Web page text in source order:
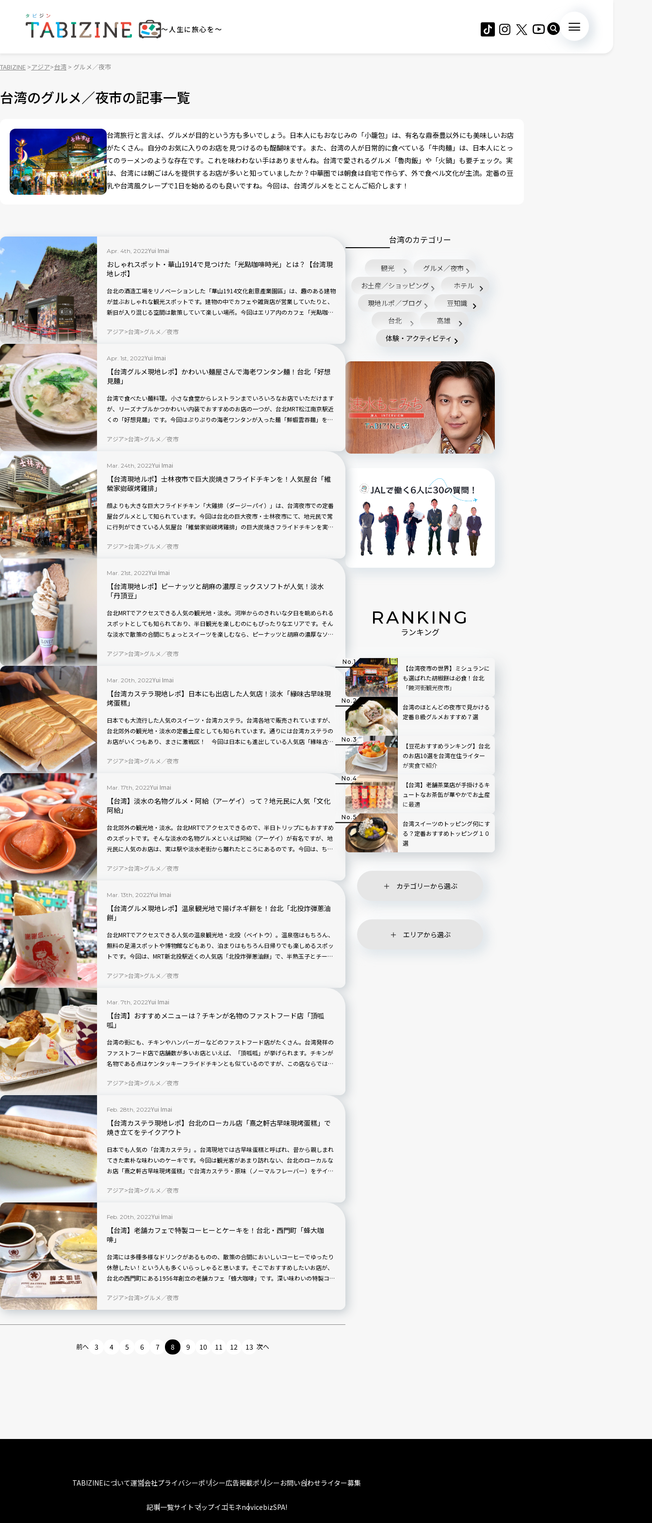
～人生に旅心を～
TABIZINE アジア 台湾 グルメ／夜市
台湾のグルメ／夜市の記事一覧
台湾旅行と言えば、グルメが目的という方も多いでしょう。日本人にもおなじみの「小籠包」は、有名な鼎泰豊以外にも美味しいお店
がたくさん。自分のお気に入りのお店を見つけるのも醍醐味です。また、台湾の人が日常的に食べている「牛肉麺」は、日本人にとっ
てのラーメンのような存在です。これを味わわない手はありませんね。台湾で愛されるグルメ「魯肉飯」や「火鍋」も要チェック。実
は、台湾には朝ごはんを提供するお店が多いと知っていましたか？中華圏では朝食は自宅で作らず、外で食ベル文化が主流。定番の豆
乳や台湾風クレープで1日を始めるのも良いですね。今回は、台湾グルメをとことんご紹介します！
Apr. 4th, 2022Yui Imai
おしゃれスポット・華山1914で見つけた「光點咖啡時光」とは？【台湾現
地レポ】
台北の酒造工場をリノベーションした「華山1914文化創意產業園區」は、趣のある建物
が並ぶおしゃれな観光スポットです。建物の中でカフェや雑貨店が営業していたりと、
新旧が入り混じる空間は散策していて楽しい場所。今回はエリア内のカフェ「光點咖啡
にもぴったりです。
アジア 台湾 グルメ／夜市
Apr. 1st, 2022Yui Imai
【台湾グルメ現地レポ】かわいい麺屋さんで海老ワンタン麺！台北「好想
見麵」
台湾で食べたい麺料理。小さな食堂からレストランまでいろいろなお店でいただけます
が、リーズナブルかつかわいい内装でおすすめのお店の一つが、台北MRT松江南京駅近
くの「好想見麵」です。今回はぷりぷりの海老ワンタンが入った麺「鮮蝦雲吞麵」を、
アジア 台湾 グルメ／夜市
Mar. 24th, 2022Yui Imai
【台湾現地ルポ】士林夜市で巨大炭焼きフライドチキンを！人気屋台「維
縈家鄉碳烤雞排」
顔よりも大きな巨大フライドチキン「大雞排（ダージーパイ）」は、台湾夜市での定番
屋台グルメとして知られています。今回は台北の巨大夜市・士林夜市にて、地元民で常
に行列ができている人気屋台「維縈家鄉碳烤雞排」の巨大炭焼きフライドチキンを実
なくなるのです。
アジア 台湾 グルメ／夜市
Mar. 21st, 2022Yui Imai
【台湾現地レポ】ピーナッツと胡麻の濃厚ミックスソフトが人気！淡水
「丹頂豆」
台北MRTでアクセスできる人気の観光地・淡水。河岸からのきれいな夕日を眺められる
スポットとしても知られており、半日観光を楽しむのにもぴったりなエリアです。そん
な淡水で散策の合間にちょっとスイーツを楽しむなら、ピーナッツと胡麻の濃厚なソフ
気です。
アジア 台湾 グルメ／夜市
Mar. 20th, 2022Yui Imai
【台湾カステラ現地レポ】日本にも出店した人気店！淡水「緣味古早味現
烤蛋糕」
日本でも大流行した人気のスイーツ・台湾カステラ。台湾各地で販売されていますが、
台北郊外の観光地・淡水の定番土産としても知られています。通りには台湾カステラの
お店がいくつもあり、まさに激戦区！ 今回は日本にも進出している人気店「緣味古早
アジア 台湾 グルメ／夜市
Mar. 17th, 2022Yui Imai
【台湾】淡水の名物グルメ・阿給（アーゲイ）って？地元民に人気「文化
阿給」
台北郊外の観光地・淡水。台北MRTでアクセスできるので、半日トリップにもおすすめ
のスポットです。そんな淡水の名物グルメといえば阿給（アーゲイ）が有名ですが、地
元民に人気のお店は、実は駅や淡水老街から離れたところにあるのです。今回は、ちょ
した！
アジア 台湾 グルメ／夜市
Mar. 13th, 2022Yui Imai
【台湾グルメ現地レポ】温泉観光地で揚げネギ餅を！台北「北投炸弾蔥油
餅」
台北MRTでアクセスできる人気の温泉観光地・北投（ベイトウ）。温泉宿はもちろん、
無料の足湯スポットや博物館などもあり、泊まりはもちろん日帰りでも楽しめるスポッ
トです。今回は、MRT新北投駅近くの人気店「北投炸弾蔥油餅」で、半熟玉子とチーズ
アジア 台湾 グルメ／夜市
Mar. 7th, 2022Yui Imai
【台湾】おすすめメニューは？チキンが名物のファストフード店「頂呱
呱」
台湾の街にも、チキンやハンバーガーなどのファストフード店がたくさん。台湾発祥の
ファストフード店で店舗数が多いお店といえば、「頂呱呱」が挙げられます。チキンが
名物である点はケンタッキーフライドチキンとも似ているのですが、この店ならでは
子やおすすめメニューを現地からレポートします。
アジア 台湾 グルメ／夜市
Feb. 28th, 2022Yui Imai
【台湾カステラ現地レポ】台北のローカル店「熹之軒古早味現烤蛋糕」で
焼き立てをテイクアウト
日本でも人気の「台湾カステラ」。台湾現地では古早味蛋糕と呼ばれ、昔から親しまれ
てきた素朴な味わいのケーキです。今回は観光客があまり訪れない、台北のローカルな
お店「熹之軒古早味現烤蛋糕」で台湾カステラ・原味（ノーマルフレーバー）をテイク
す。
アジア 台湾 グルメ／夜市
Feb. 20th, 2022Yui Imai
【台湾】老舗カフェで特製コーヒーとケーキを！台北・西門町「蜂大咖
啡」
台湾には多種多様なドリンクがあるものの、散策の合間においしいコーヒーでゆったり
休憩したい！という人も多くいらっしゃると思います。そこでおすすめしたいお店が、
台北の西門町にある1956年創立の老舗カフェ「蜂大咖啡」です。深い味わいの特製コー
アジア 台湾 グルメ／夜市
前へ 3 4 5 6 7 8 9 10 11 12 13 次へ
台湾のカテゴリー
観光
グルメ／夜市
お土産／ショッピング
ホテル
現地ルポ／ブログ
豆知識
台北
高雄
体験・アクティビティ
RANKING
ランキング
【台湾夜市の世界】ミシュランに
も選ばれた胡椒餅は必食！台北
「饒河街観光夜市」
台湾のほとんどの夜市で見かける
定番Ｂ級グルメおすすめ７選
【豆花おすすめランキング】台北
のお店10選を台湾在住ライター
が実食で紹介
【台湾】老舗茶葉店が手掛けるキ
ュートなお茶缶が華やかでお土産
に最適
台湾スイーツのトッピング何にす
る？定番おすすめトッピング１０
選
カテゴリーから選ぶ
エリアから選ぶ
TABIZINEについて運営会社プライバシーポリシー広告掲載ポリシーお問い合わせライター募集
記事一覧サイトマップイエモネnovicebizSPA!